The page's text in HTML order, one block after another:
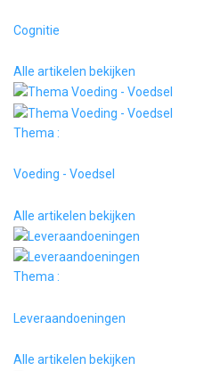
Cognitie
Alle artikelen bekijken
Thema :
Voeding - Voedsel
Alle artikelen bekijken
Thema :
Leveraandoeningen
Alle artikelen bekijken